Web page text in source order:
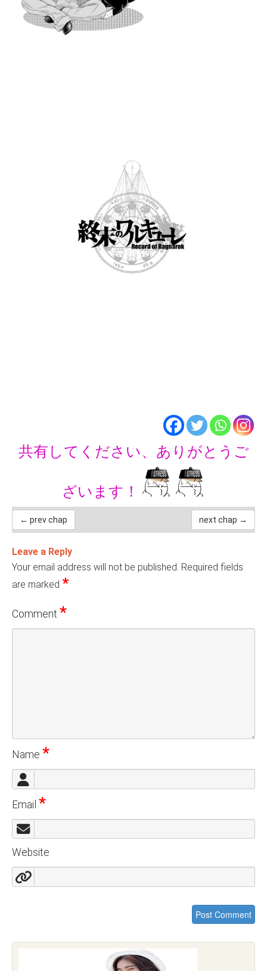
共有してください、ありがとうご
ざいます！
← prev chap next chap →
Leave a Reply
Your email address will not be published. Required fields
are marked *
Comment *
Name *
Email *
Website